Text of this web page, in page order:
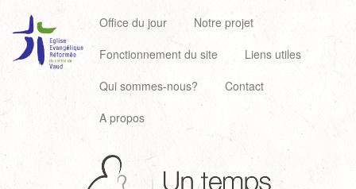
Office du jour
Notre projet
Fonctionnement du site
Liens utiles
Qui sommes-nous?
Contact
A propos